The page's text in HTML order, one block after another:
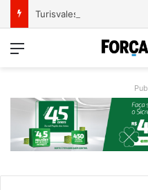
Menu